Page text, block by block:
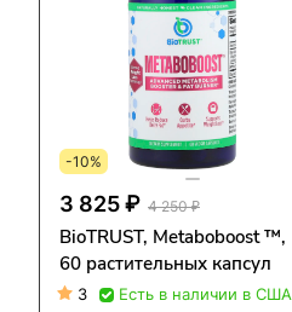
-10%
3 825 ₽ 4 250 ₽
BioTRUST, Metaboboost ™,
60 растительных капсул
3 Есть в наличии в США